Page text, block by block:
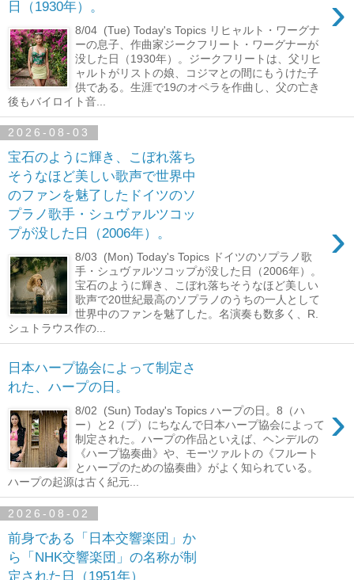
日（1930年）。 ›
8/04 (Tue) Today's Topics リヒャルト・ワーグナ
ーの息子、作曲家ジークフリート・ワーグナーが
没した日（1930年）。ジークフリートは、父リヒ
ャルトがリストの娘、コジマとの間にもうけた子
供である。生涯で19のオペラを作曲し、父の亡き
後もバイロイト音...
2026-08-03
宝石のように輝き、こぼれ落ち
そうなほど美しい歌声で世界中
のファンを魅了したドイツのソ
プラノ歌手・シュヴァルツコッ
プが没した日（2006年）。
›
8/03 (Mon) Today's Topics ドイツのソプラノ歌
手・シュヴァルツコップが没した日（2006年）。
宝石のように輝き、こぼれ落ちそうなほど美しい
歌声で20世紀最高のソプラノのうちの一人として
世界中のファンを魅了した。名演奏も数多く、R.
シュトラウス作の...
日本ハープ協会によって制定さ
れた、ハープの日。
›
8/02 (Sun) Today's Topics ハープの日。8（ハ
ー）と2（プ）にちなんで日本ハープ協会によって
制定された。ハープの作品といえば、ヘンデルの
《ハープ協奏曲》や、モーツァルトの《フルート
とハープのための協奏曲》がよく知られている。
ハープの起源は古く紀元...
2026-08-02
前身である「日本交響楽団」か
ら「NHK交響楽団」の名称が制
定された日（1951年）